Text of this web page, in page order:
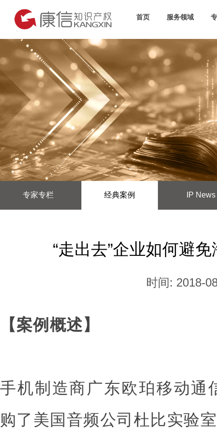
首页 服务领域
专家专栏 经典案例 IP News
“走出去”企业如何避
时间: 2018-
【案例概述】
手机制造商广东欧珀移动通
购了美国音频公司杜比实验